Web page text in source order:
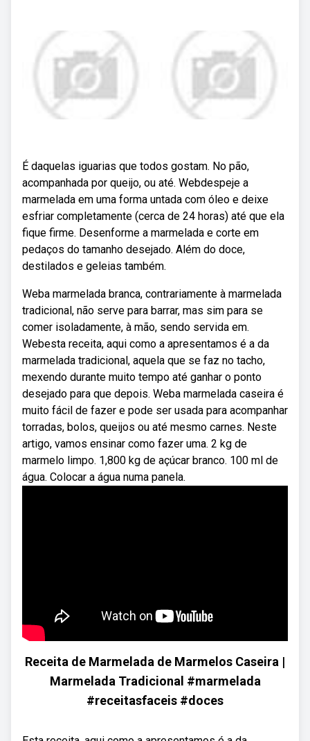
É daquelas iguarias que todos gostam. No pão,
acompanhada por queijo, ou até. Webdespeje a
marmelada em uma forma untada com óleo e deixe
esfriar completamente (cerca de 24 horas) até que ela
fique firme. Desenforme a marmelada e corte em
pedaços do tamanho desejado. Além do doce,
destilados e geleias também.
Weba marmelada branca, contrariamente à marmelada
tradicional, não serve para barrar, mas sim para se
comer isoladamente, à mão, sendo servida em.
Webesta receita, aqui como a apresentamos é a da
marmelada tradicional, aquela que se faz no tacho,
mexendo durante muito tempo até ganhar o ponto
desejado para que depois. Weba marmelada caseira é
muito fácil de fazer e pode ser usada para acompanhar
torradas, bolos, queijos ou até mesmo carnes. Neste
artigo, vamos ensinar como fazer uma. 2 kg de
marmelo limpo. 1,800 kg de açúcar branco. 100 ml de
água. Colocar a água numa panela.
Receita de Marmelada de Marmelos Caseira |
Marmelada Tradicional #marmelada
#receitasfaceis #doces